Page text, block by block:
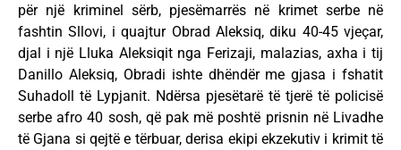
për një kriminel sërb, pjesëmarrës në krimet serbe në
fashtin Sllovi, i quajtur Obrad Aleksiq, diku 40-45 vjeçar,
djal i një Lluka Aleksiqit nga Ferizaji, malazias, axha i tij
Danillo Aleksiq, Obradi ishte dhëndër me gjasa i fshatit
Suhadoll të Lypjanit. Ndërsa pjesëtarë të tjerë të policisë
serbe afro 40 sosh, që pak më poshtë prisnin në Livadhe
të Gjana si qejtë e tërbuar, derisa ekipi ekzekutiv i krimit të